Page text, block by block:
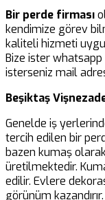
Bir perde firması
kendimize görev
kaliteli hizmeti
Bize ister
isterseniz mail
Beşiktaş
Genelde iş
tercih edilen bir
bazen kumaş
üretilmektedir.
edilir. Evlere
görünüm kazandırır.